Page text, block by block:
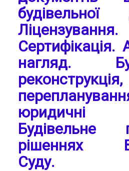
будівельної
Ліцензування.
Сертифікація.
нагляд.
реконструкція,
юридичні
рішеннях
Суду.